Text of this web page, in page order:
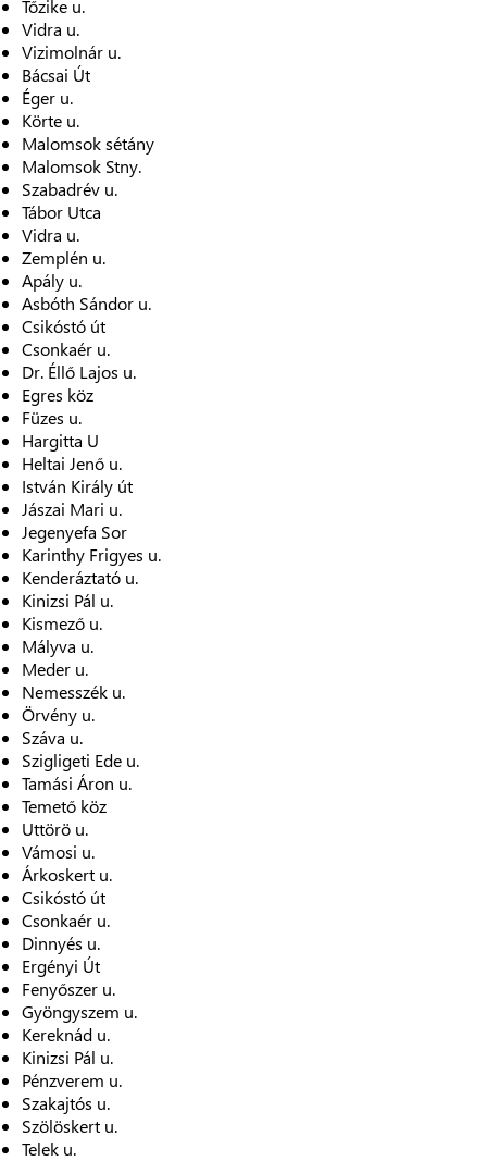
Tőzike u.
Vidra u.
Vizimolnár u.
Bácsai Út
Éger u.
Körte u.
Malomsok sétány
Malomsok Stny.
Szabadrév u.
Tábor Utca
Vidra u.
Zemplén u.
Apály u.
Asbóth Sándor u.
Csikóstó út
Csonkaér u.
Dr. Éllő Lajos u.
Egres köz
Füzes u.
Hargitta U
Heltai Jenő u.
István Király út
Jászai Mari u.
Jegenyefa Sor
Karinthy Frigyes u.
Kenderáztató u.
Kinizsi Pál u.
Kismező u.
Mályva u.
Meder u.
Nemesszék u.
Örvény u.
Száva u.
Szigligeti Ede u.
Tamási Áron u.
Temető köz
Uttörö u.
Vámosi u.
Árkoskert u.
Csikóstó út
Csonkaér u.
Dinnyés u.
Ergényi Út
Fenyőszer u.
Gyöngyszem u.
Kereknád u.
Kinizsi Pál u.
Pénzverem u.
Szakajtós u.
Szölöskert u.
Telek u.